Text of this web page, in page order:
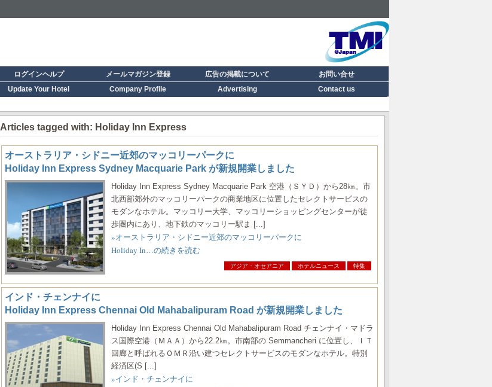
ログインヘルプ メールマガジン登録 広告の掲載について
お問い合せ
Update Your Hotel Company Profile Advertising Contact us
Articles tagged with: Holiday Inn Express
オーストラリア・シドニー近郊のマッコリーパークに
Holiday Inn Express Sydney Macquarie Park が新規開業しました
Holiday Inn Express Sydney Macquarie Park 空港（ＳＹＤ）から28㎞。市
北西部郊外のマッコリーパークの商業地区に位置したセレクトサービスの
モダンなホテル。マッコリー大学、マッコリーショッピングセンターが徒
歩圏内にあり、地下鉄のマッコリー駅ま [...]
»オーストラリア・シドニー近郊のマッコリーパークに
Holiday In…の続きを読む
アジア・オセアニア ホテルニュース 特集
インド・チェンナイに
Holiday Inn Express Chennai Old Mahabalipuram Road が新規開業しました
Holiday Inn Express Chennai Old Mahabalipuram Road チェンナイ・マドラ
ス国際空港（ＭＡＡ）から22.2㎞。市南部の Semmancheri に位置し、ＩＴ
回廊と呼ばれるＯＭＲ沿い建つセレクトサービスのモダンなホテル。特別
経済区(S [...]
»インド・チェンナイに